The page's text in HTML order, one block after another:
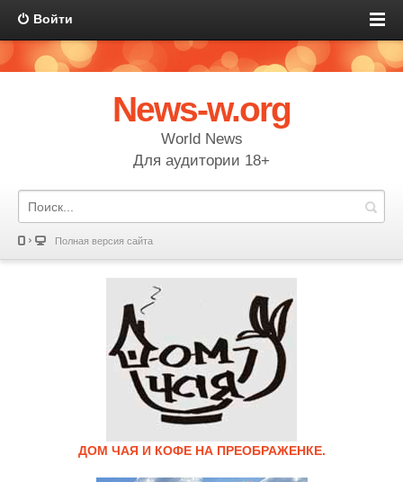
Войти
News-w.org
World News
Для аудитории 18+
Полная версия сайта
ДОМ ЧАЯ И КОФЕ НА ПРЕОБРАЖЕНКЕ.